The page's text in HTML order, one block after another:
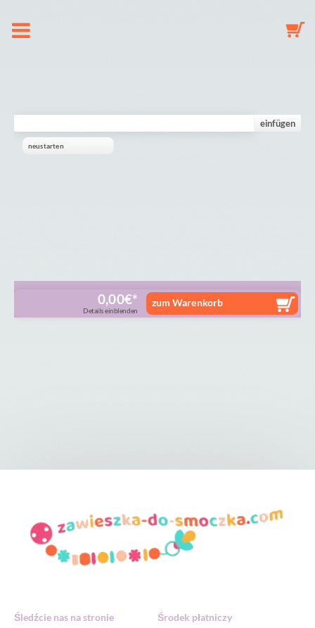
einfügen
neustarten
0,00€
Details einblenden
zum Warenkorb
Śledźcie nas na stronie Środek płatniczy